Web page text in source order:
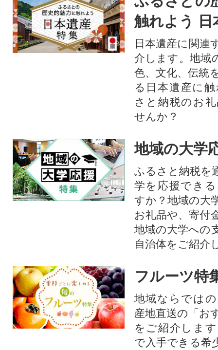
触れよう 日
日本遺産に関連
介します。地域
色、文化、伝統
る日本遺産に
さと納税のお
せんか？​​​
地域の大学
ふるさと納税を
学を応援でき
すか？地域の大
お礼品や、寄付
地域の大学への
自治体をご紹介
フルーツ特
地域ならでは
産地直送の「お
をご紹介しま
で入手できる希